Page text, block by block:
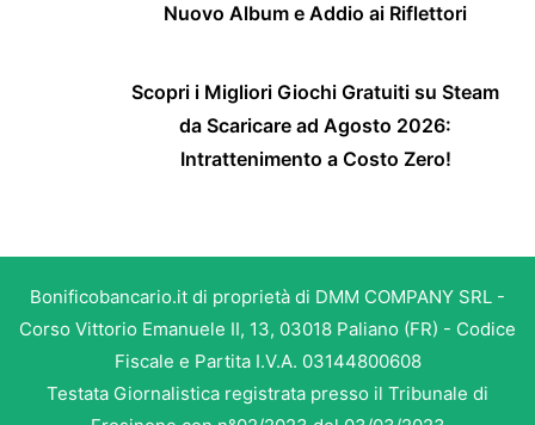
Nuovo Album e Addio ai Riflettori
Scopri i Migliori Giochi Gratuiti su Steam
da Scaricare ad Agosto 2026:
Intrattenimento a Costo Zero!
Bonificobancario.it di proprietà di DMM COMPANY SRL -
Corso Vittorio Emanuele II, 13, 03018 Paliano (FR) - Codice
Fiscale e Partita I.V.A. 03144800608
Testata Giornalistica registrata presso il Tribunale di